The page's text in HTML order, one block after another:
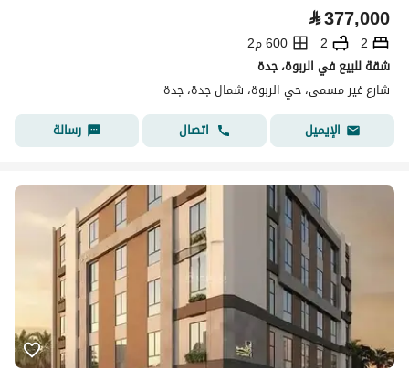
⃁377,000
2
2
600 م2
شقة للبيع في الربوة، جدة
شارع غير مسمى، حي الربوة، شمال جدة، جدة
الإيميل
اتصال رسالة